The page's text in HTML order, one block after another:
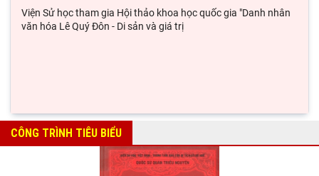
Thường trực Hội đồng Lý luận Trung ương làm việc với Tiểu
ban Văn hóa - Xã hội - Văn học, nghệ
CÔNG TRÌNH TIÊU BIỂU